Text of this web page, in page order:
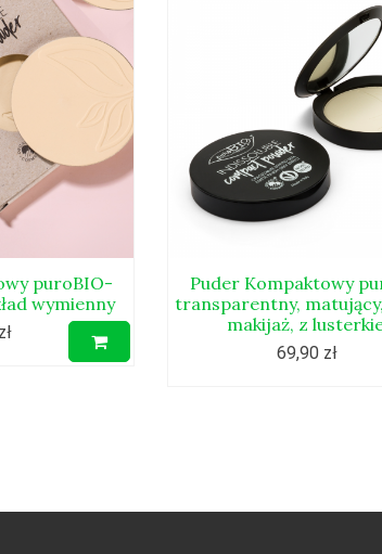
puroBIO-
wymienny
Puder Kompaktowy
transparentny,
makijaż, z
69,90 zł